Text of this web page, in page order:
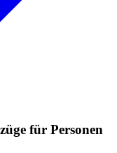
für Personen